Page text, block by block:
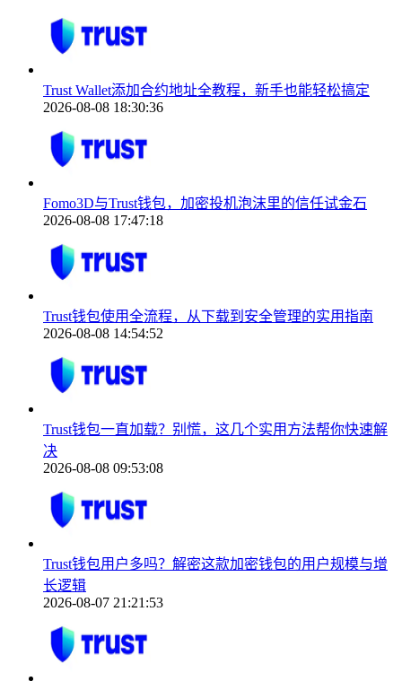
Trust Wallet添加合约地址全教程，新手也能轻松搞定
2026-08-08 18:30:36
Fomo3D与Trust钱包，加密投机泡沫里的信任试金石
2026-08-08 17:47:18
Trust钱包使用全流程，从下载到安全管理的实用指南
2026-08-08 14:54:52
Trust钱包一直加载？别慌，这几个实用方法帮你快速解
决
2026-08-08 09:53:08
Trust钱包用户多吗？解密这款加密钱包的用户规模与增
长逻辑
2026-08-07 21:21:53